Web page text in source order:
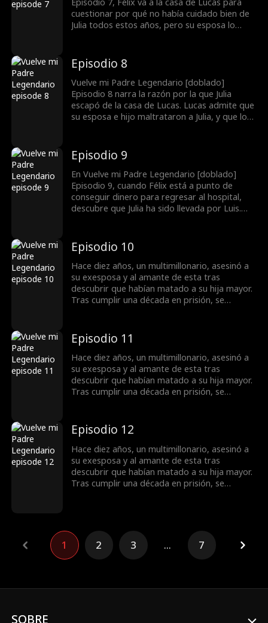
Episodio 7, Félix va a la casa de Lucas para
cuestionar por qué no había cuidado bien de
Julia todos estos años, pero su esposa lo
sigue hablando sin parar, amenazando con
llamar a la policía. Esto provoca que Lucas la
reprendiera...
Episodio 8
Vuelve mi Padre Legendario [doblado]
Episodio 8 narra la razón por la que Julia
escapó de la casa de Lucas. Lucas admite que
su esposa e hijo maltrataron a Julia, y que los
Lucas ni siquiera quiere devolver esos diez
millones restantes y, además, insulta
verbalmente a Félix. Esta acción enfurece por
completo a Félix...
Episodio 9
En Vuelve mi Padre Legendario [doblado]
Episodio 9, cuando Félix está a punto de
conseguir dinero para regresar al hospital,
descubre que Julia ha sido llevada por Luis.
recibido. Cuando Félix llega, Julia ya está al
borde de la muerte...
Episodio 10
Hace diez años, un multimillonario, asesinó a
su exesposa y al amante de esta tras
descubrir que habían matado a su hija mayor.
Tras cumplir una década en prisión, se
rechazó, aún resentida por el pasado. Sin
embargo, a través de luchas y revelaciones
dolorosas, lograron reconciliarse. Finalmente,
unieron fuerzas para enfrentar a sus
enemigos y restaurar la justicia.
Episodio 11
Hace diez años, un multimillonario, asesinó a
su exesposa y al amante de esta tras
descubrir que habían matado a su hija mayor.
Tras cumplir una década en prisión, se
rechazó, aún resentida por el pasado. Sin
embargo, a través de luchas y revelaciones
dolorosas, lograron reconciliarse. Finalmente,
unieron fuerzas para enfrentar a sus
enemigos y restaurar la justicia.
Episodio 12
Hace diez años, un multimillonario, asesinó a
su exesposa y al amante de esta tras
descubrir que habían matado a su hija mayor.
Tras cumplir una década en prisión, se
embargo, a través de luchas y revelaciones
dolorosas, lograron reconciliarse. Finalmente,
unieron fuerzas para enfrentar a sus
enemigos y restaurar la justicia.
1 2 3 ... 7
SOBRE